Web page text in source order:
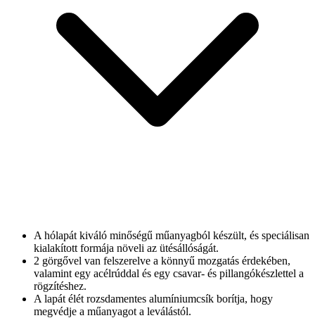
A hólapát kiváló minőségű műanyagból készült, és speciálisan
kialakított formája növeli az ütésállóságát.
2 görgővel van felszerelve a könnyű mozgatás érdekében,
valamint egy acélrúddal és egy csavar- és pillangókészlettel a
rögzítéshez.
A lapát élét rozsdamentes alumíniumcsík borítja, hogy
megvédje a műanyagot a leválástól.